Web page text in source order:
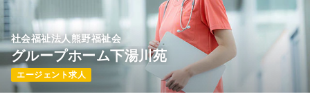
社会福祉法人熊野福祉会
グループホーム下湯川苑
エージェント求人